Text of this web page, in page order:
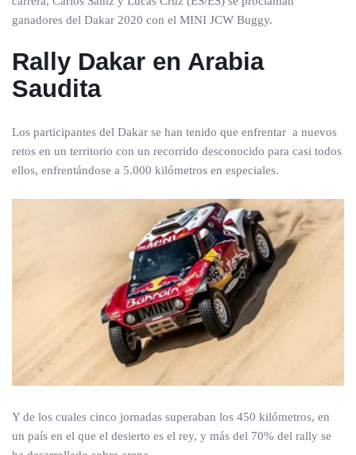
ganadores del Dakar 2020 con el MINI JCW Buggy.
Rally Dakar en Arabia
Saudita
Los participantes del Dakar se han tenido que enfrentar a nuevos
retos en un territorio con un recorrido desconocido para casi todos
ellos, enfrentándose a 5.000 kilómetros en especiales.
Y de los cuales cinco jornadas superaban los 450 kilómetros, en
un país en el que el desierto es el rey, y más del 70% del rally se